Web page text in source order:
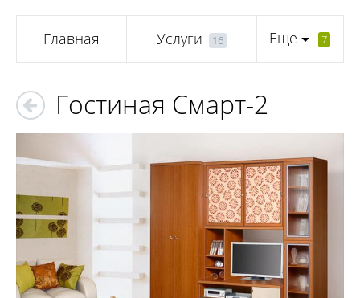
Главная Услуги 16 Еще 7
Гостиная Смарт-2